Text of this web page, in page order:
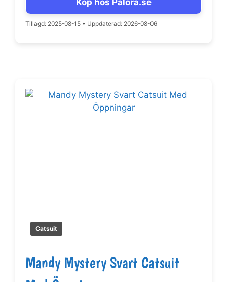
399 kr.289 kr.
Köp hos Palora.se
Tillagd: 2025-08-15 • Uppdaterad: 2026-08-06
Catsuit
Mandy Mystery Svart Catsuit